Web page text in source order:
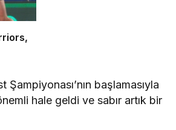
başlamasıyla
hale geldi ve sabır artık bir